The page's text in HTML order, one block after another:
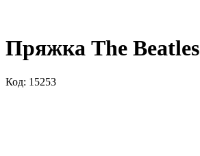
Пряжка The Beatles
Код: 15253